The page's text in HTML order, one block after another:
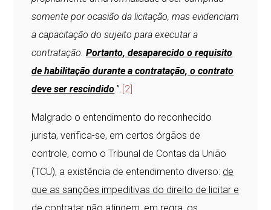
somente por ocasião da licitação, mas evidenciam
a capacitação do sujeito para executar a
contratação.Portanto, desaparecido o requisito
de habilitação durante a contratação, o contrato
deve ser rescindido.”. [2]
Malgrado o entendimento do reconhecido
jurista, verifica-se, em certos órgãos de
controle, como o Tribunal de Contas da União
(TCU), a existência de entendimento diverso: de
que as sanções impeditivas do direito de licitar e